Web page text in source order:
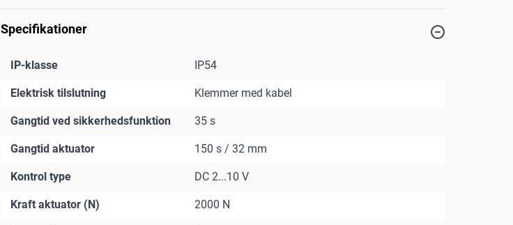
Specifikationer
IP-klasse IP54
Elektrisk tilslutning Klemmer med kabel
Gangtid ved sikkerhedsfunktion 35 s
Gangtid aktuator 150 s / 32 mm
Kontrol type DC 2...10 V
Kraft aktuator (N) 2000 N